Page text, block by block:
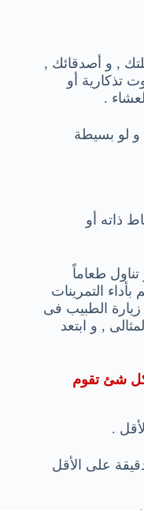
, و أصدقائك ,
تذكارية أو
.
و لو بسيطة
ذاته أو
طعاماً
التمرينات
زيارة الطبيب فى
, و ابتعد
شئ تقوم
.
على الأقل